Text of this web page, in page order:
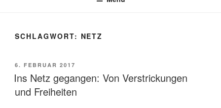
SCHLAGWORT: NETZ
VERÖFFENTLICHT
AM
6. FEBRUAR 2017
Ins Netz gegangen: Von Verstrickungen
und Freiheiten